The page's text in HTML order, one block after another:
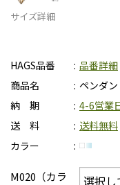
サイズ詳細
HAGS品番
品番詳細
商品名
ペンダ
納 期
4-6営業
送 料
送料無料
カラー
M020（カラ